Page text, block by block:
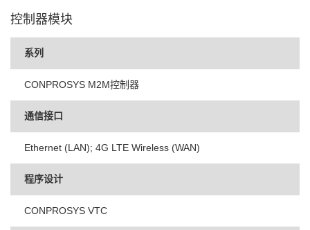
控制器模块
系列
CONPROSYS M2M控制器
通信接口
Ethernet (LAN); 4G LTE Wireless (WAN)
程序设计
CONPROSYS VTC